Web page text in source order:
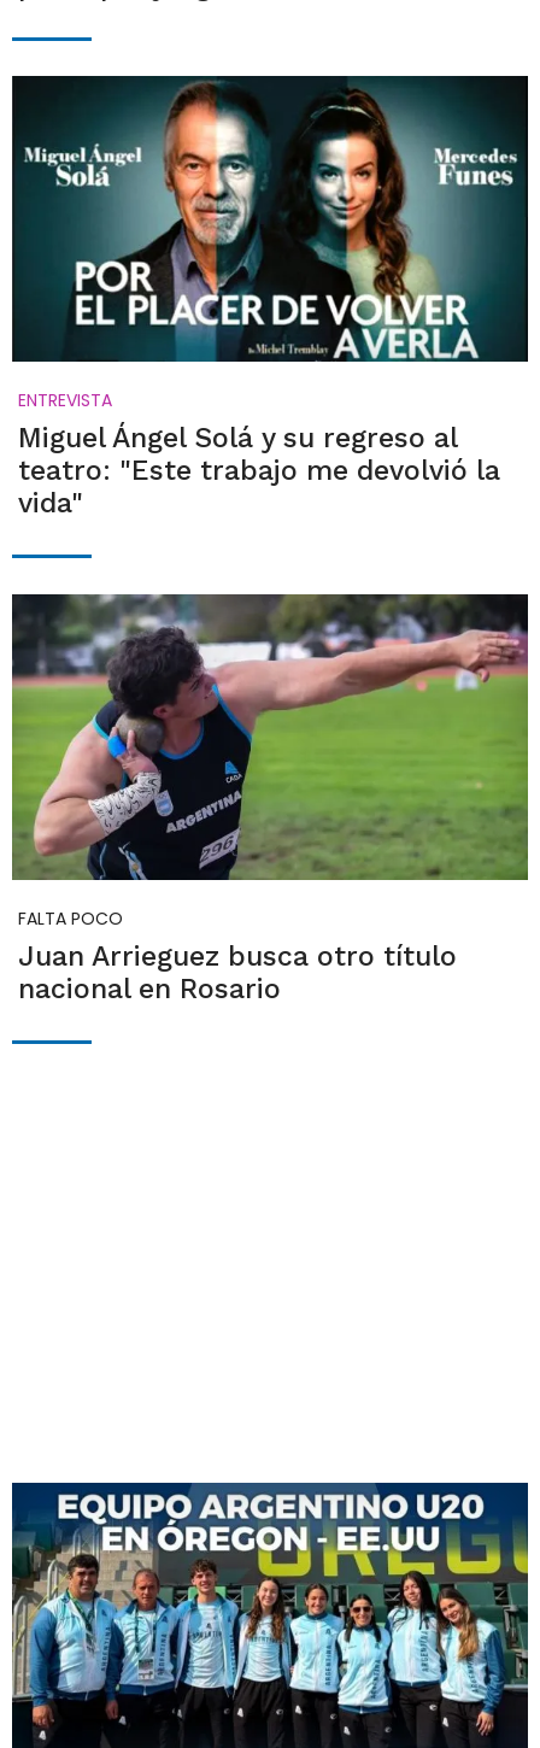
ENTREVISTA
Miguel Ángel Solá y su regreso al
teatro: "Este trabajo me devolvió la
vida"
FALTA POCO
Juan Arrieguez busca otro título
nacional en Rosario